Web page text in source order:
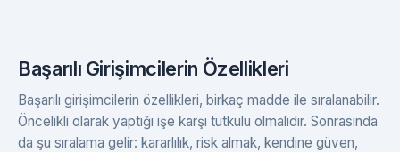
Başarılı Girişimcilerin Özellikleri
Başarılı girişimcilerin özellikleri, birkaç madde ile sıralanabilir.
Öncelikli olarak yaptığı işe karşı tutkulu olmalıdır. Sonrasında
da şu sıralama gelir: kararlılık, risk almak, kendine güven,